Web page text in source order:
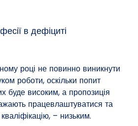
в дефіциті
році не повинно виникнути
роботи, оскільки попит
буде високим, а пропозиція
працевлаштуватися та
– низьким.